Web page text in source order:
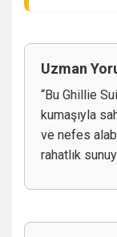
Uzman
“Bu Ghillie
kumaşıyla
ve nefes
rahatlık